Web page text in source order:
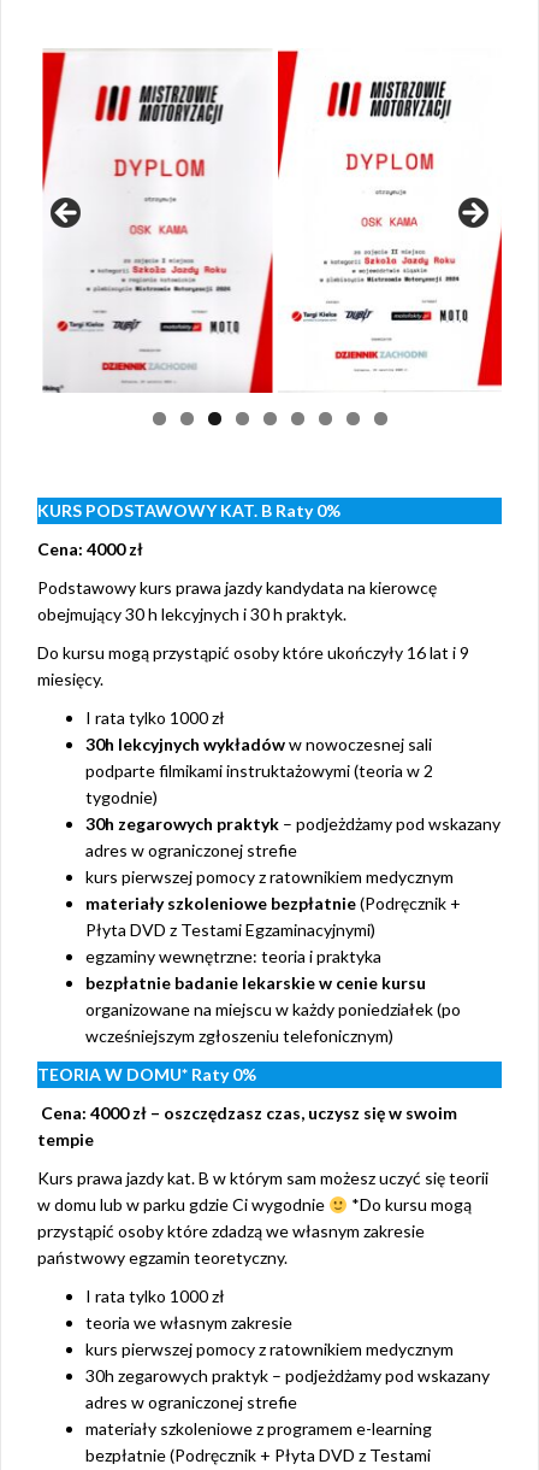
KURS PODSTAWOWY KAT. B Raty 0%
Cena: 4000 zł
Podstawowy kurs prawa jazdy kandydata na kierowcę
obejmujący 30 h lekcyjnych i 30 h praktyk.
Do kursu mogą przystąpić osoby które ukończyły 16 lat i 9
miesięcy.
I rata tylko 1000 zł
30h lekcyjnych wykładóww nowoczesnej sali
podparte filmikami instruktażowymi (teoria w 2
tygodnie)
30h zegarowych praktyk – podjeżdżamy pod wskazany
adres w ograniczonej strefie
kurs pierwszej pomocy z ratownikiem medycznym
materiały szkoleniowe bezpłatnie(Podręcznik +
Płyta DVD z Testami Egzaminacyjnymi)
egzaminy wewnętrzne: teoria i praktyka
bezpłatnie badanie lekarskie w cenie kursu
organizowane na miejscu w każdy poniedziałek (po
wcześniejszym zgłoszeniu telefonicznym)
TEORIA W DOMU* Raty 0%
Cena: 4000 zł – oszczędzasz czas, uczysz się w swoim
tempie
Kurs prawa jazdy kat. B w którym sam możesz uczyć się teorii
w domu lub w parku gdzie Ci wygodnie
*Do kursu mogą
przystąpić osoby które zdadzą we własnym zakresie
państwowy egzamin teoretyczny.
I rata tylko 1000 zł
teoria we własnym zakresie
kurs pierwszej pomocy z ratownikiem medycznym
30h zegarowych praktyk – podjeżdżamy pod wskazany
adres w ograniczonej strefie
materiały szkoleniowe z programem e-learning
bezpłatnie (Podręcznik + Płyta DVD z Testami